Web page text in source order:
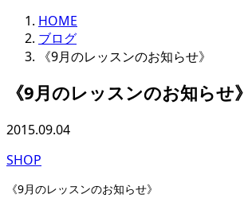
HOME
ブログ
《9月のレッスンのお知らせ》
《9月のレッスンのお知らせ》
2015.09.04
SHOP
《9月のレッスンのお知らせ》